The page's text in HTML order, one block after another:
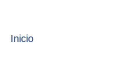
Inicio